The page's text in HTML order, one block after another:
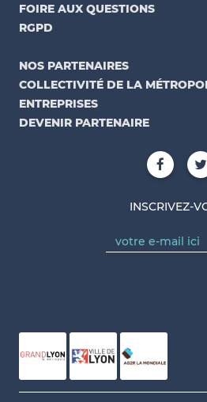
FOIRE AUX QUESTIONS
RGPD
NOS PARTENAIRES
COLLECTIVITÉ DE LA
ENTREPRISES
DEVENIR PARTENAIRE
INSCRIVEZ-